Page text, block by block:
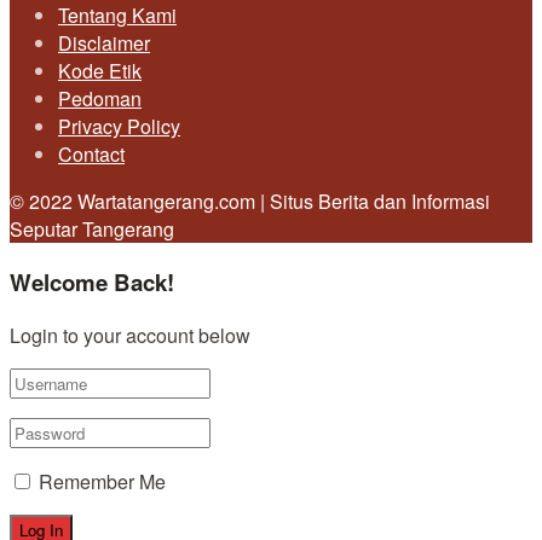
Tentang Kami
Disclaimer
Kode Etik
Pedoman
Privacy Policy
Contact
© 2022 Wartatangerang.com | Situs Berita dan Informasi
Seputar Tangerang
Welcome Back!
Login to your account below
Remember Me